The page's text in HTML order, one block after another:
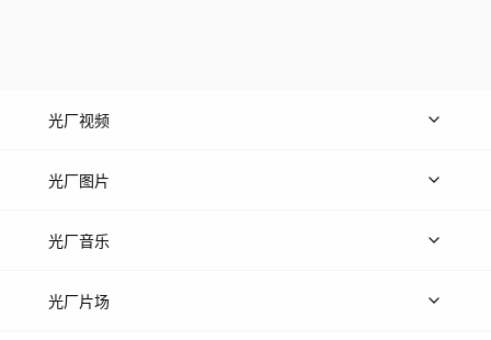
光厂视频
上传视频
光厂图片
上传图片
光厂音乐
热门音乐
光厂片场